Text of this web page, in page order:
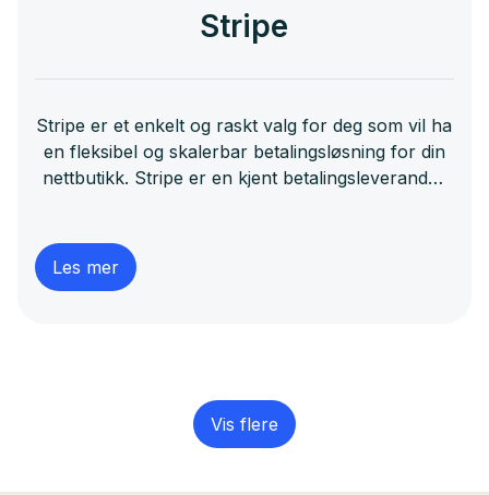
Stripe
Stripe er et enkelt og raskt valg for deg som vil ha
en fleksibel og skalerbar betalingsløsning for din
nettbutikk. Stripe er en kjent betalingsleverandør
Les mer
Vis flere